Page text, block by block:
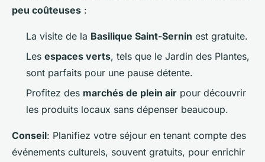
peu coûteuses :
La visite de la Basilique Saint-Sernin est gratuite.
Les espaces verts, tels que le Jardin des Plantes,
sont parfaits pour une pause détente.
Profitez des marchés de plein air pour découvrir
les produits locaux sans dépenser beaucoup.
Conseil: Planifiez votre séjour en tenant compte des
événements culturels, souvent gratuits, pour enrichir